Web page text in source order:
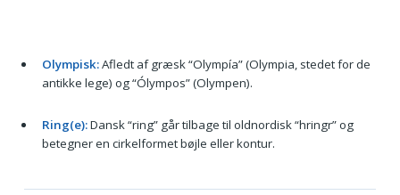
Olympisk:Afledt af græsk “Olympía” (Olympia, stedet for de
antikke lege) og “Ólympos” (Olympen).
Ring(e):Dansk “ring” går tilbage til oldnordisk “hringr” og
betegner en cirkelformet bøjle eller kontur.